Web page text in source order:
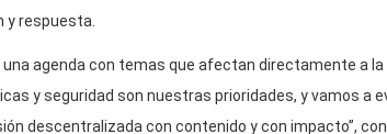
y respuesta.
una agenda con temas que afectan directamente a
y seguridad son nuestras prioridades, y vamos a
descentralizada con contenido y con impacto”,